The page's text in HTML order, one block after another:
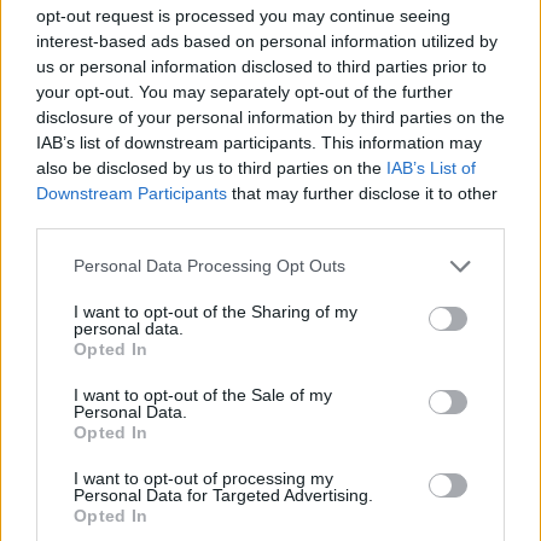
opt-out request is processed you may continue seeing
interest-based ads based on personal information utilized by
us or personal information disclosed to third parties prior to
your opt-out. You may separately opt-out of the further
disclosure of your personal information by third parties on the
IAB’s list of downstream participants. This information may
also be disclosed by us to third parties on the IAB’s List of
Downstream Participants that may further disclose it to other
Personal Data Processing Opt Outs
I want to opt-out of the Sharing of my
personal data.
Opted In
I want to opt-out of the Sale of my
Personal Data.
Opted In
I want to opt-out of processing my
Personal Data for Targeted Advertising.
Opted In
Jiří Svoboda: Kompromis pro Nové Mlýny – může
polosuchý poldr zachránit Dyji před ekocidou a Břeclav
před stoletou vodou?
23.7.2026
Diskuse: 57
Vodní dílo Nové Mlýny na jižní
Moravě je dlouhodobě
radikálním vypuštění nádrží,
ryb pod přehradou. Na straně druhé argumentují vodohospodáři
rizikem destrukce sypaných hrází, ztrátou vodní rezervy pro
období sucha a miliardovými náklady. Existuje však elegantní
polosuchý poldr. Co by to obnášelo a proč to dává smysl
ekonomicky i ekologicky? (Text vznikl s využitím AI Gemini.)
Petr Palacký: A to jste ho, proboha, nemohli v těch
vedrech zalívat?